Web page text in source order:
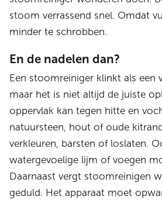
stoom verrassend snel. Omdat
minder te schrobben.
En de nadelen dan?
Een stoomreiniger klinkt als een
maar het is niet altijd de juiste
oppervlak kan tegen hitte en
natuursteen, hout of oude
verkleuren, barsten of loslaten.
watergevoelige lijm of voegen
Daarnaast vergt stoomreinigen
geduld. Het apparaat moet